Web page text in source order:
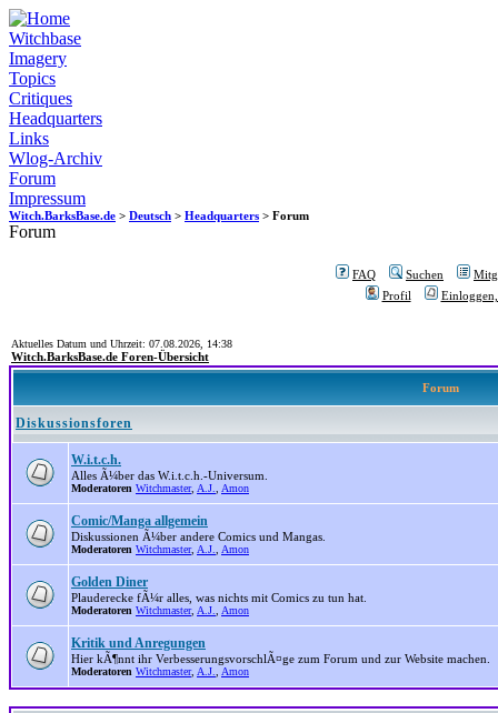
Witchbase
Imagery
Topics
Critiques
Headquarters
Links
Wlog-Archiv
Forum
Impressum
Witch.BarksBase.de > Deutsch > Headquarters > Forum
Forum
FAQ Suchen
Profil
Aktuelles Datum und Uhrzeit: 07.08.2026, 14:38
Witch.BarksBase.de Foren-Übersicht
Forum
Diskussionsforen
W.i.t.c.h.
Alles Ã¼ber das W.i.t.c.h.-Universum.
Moderatoren Witchmaster, A.J. Amon
Comic/Manga allgemein
Diskussionen Ã¼ber andere Comics und Mangas.
Moderatoren Witchmaster, A.J. Amon
Golden Diner
Plauderecke fÃ¼r alles, was nichts mit Comics zu tun hat.
Moderatoren Witchmaster, A.J. Amon
Kritik und Anregungen
Hier kÃ¶nnt ihr VerbesserungsvorschlÃ¤ge zum Forum und zur Website machen.
Moderatoren Witchmaster, A.J. Amon